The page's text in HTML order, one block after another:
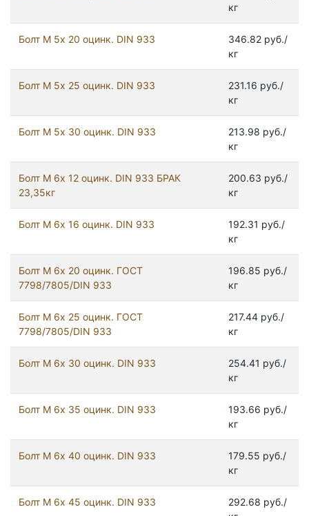
кг
Болт М 5х 20 оцинк. DIN 933
346.82 руб./
кг
Болт М 5х 25 оцинк. DIN 933
231.16 руб./
кг
Болт М 5х 30 оцинк. DIN 933
213.98 руб./
кг
Болт М 6х 12 оцинк. DIN 933 БРАК
23,35кг
200.63 руб./
кг
Болт М 6х 16 оцинк. DIN 933
192.31 руб./
кг
Болт М 6х 20 оцинк. ГОСТ
7798/7805/DIN 933
196.85 руб./
кг
Болт М 6х 25 оцинк. ГОСТ
7798/7805/DIN 933
217.44 руб./
кг
Болт М 6х 30 оцинк. DIN 933
254.41 руб./
кг
Болт М 6х 35 оцинк. DIN 933
193.66 руб./
кг
Болт М 6х 40 оцинк. DIN 933
179.55 руб./
кг
Болт М 6х 45 оцинк. DIN 933
292.68 руб./